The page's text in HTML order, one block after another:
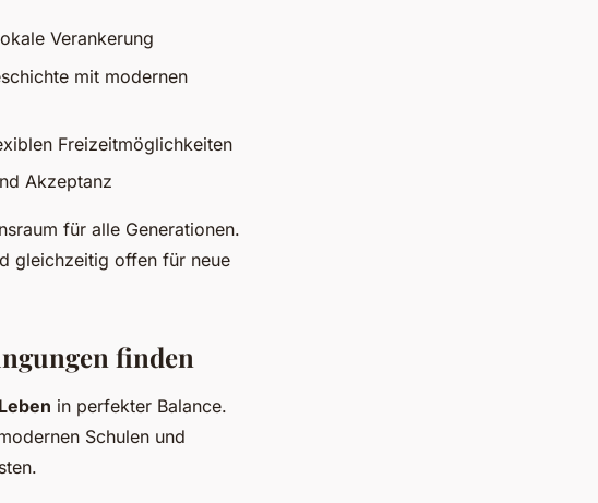
Verankerung
mit modernen
Freizeitmöglichkeiten
Akzeptanz
für alle Generationen.
gleichzeitig offen für neue
finden
in perfekter Balance.
Schulen und